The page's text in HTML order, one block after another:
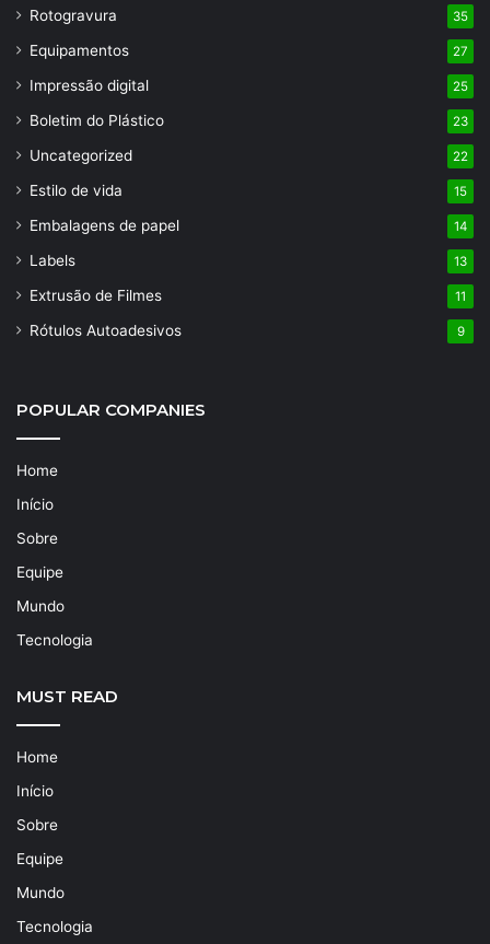
Rotogravura 35
Equipamentos 27
Impressão digital 25
Boletim do Plástico 23
Uncategorized 22
Estilo de vida 15
Embalagens de papel 14
Labels 13
Extrusão de Filmes 11
Rótulos Autoadesivos 9
POPULAR COMPANIES
Home
Início
Sobre
Equipe
Mundo
Tecnologia
MUST READ
Home
Início
Sobre
Equipe
Mundo
Tecnologia